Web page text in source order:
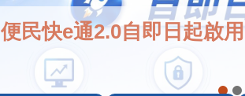
便民快e通2.0自即日起啟用